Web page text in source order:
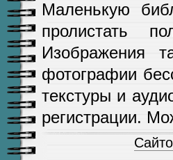
Маленькую
пролистать
Изображения
фотографии
текстуры и
регистрации.